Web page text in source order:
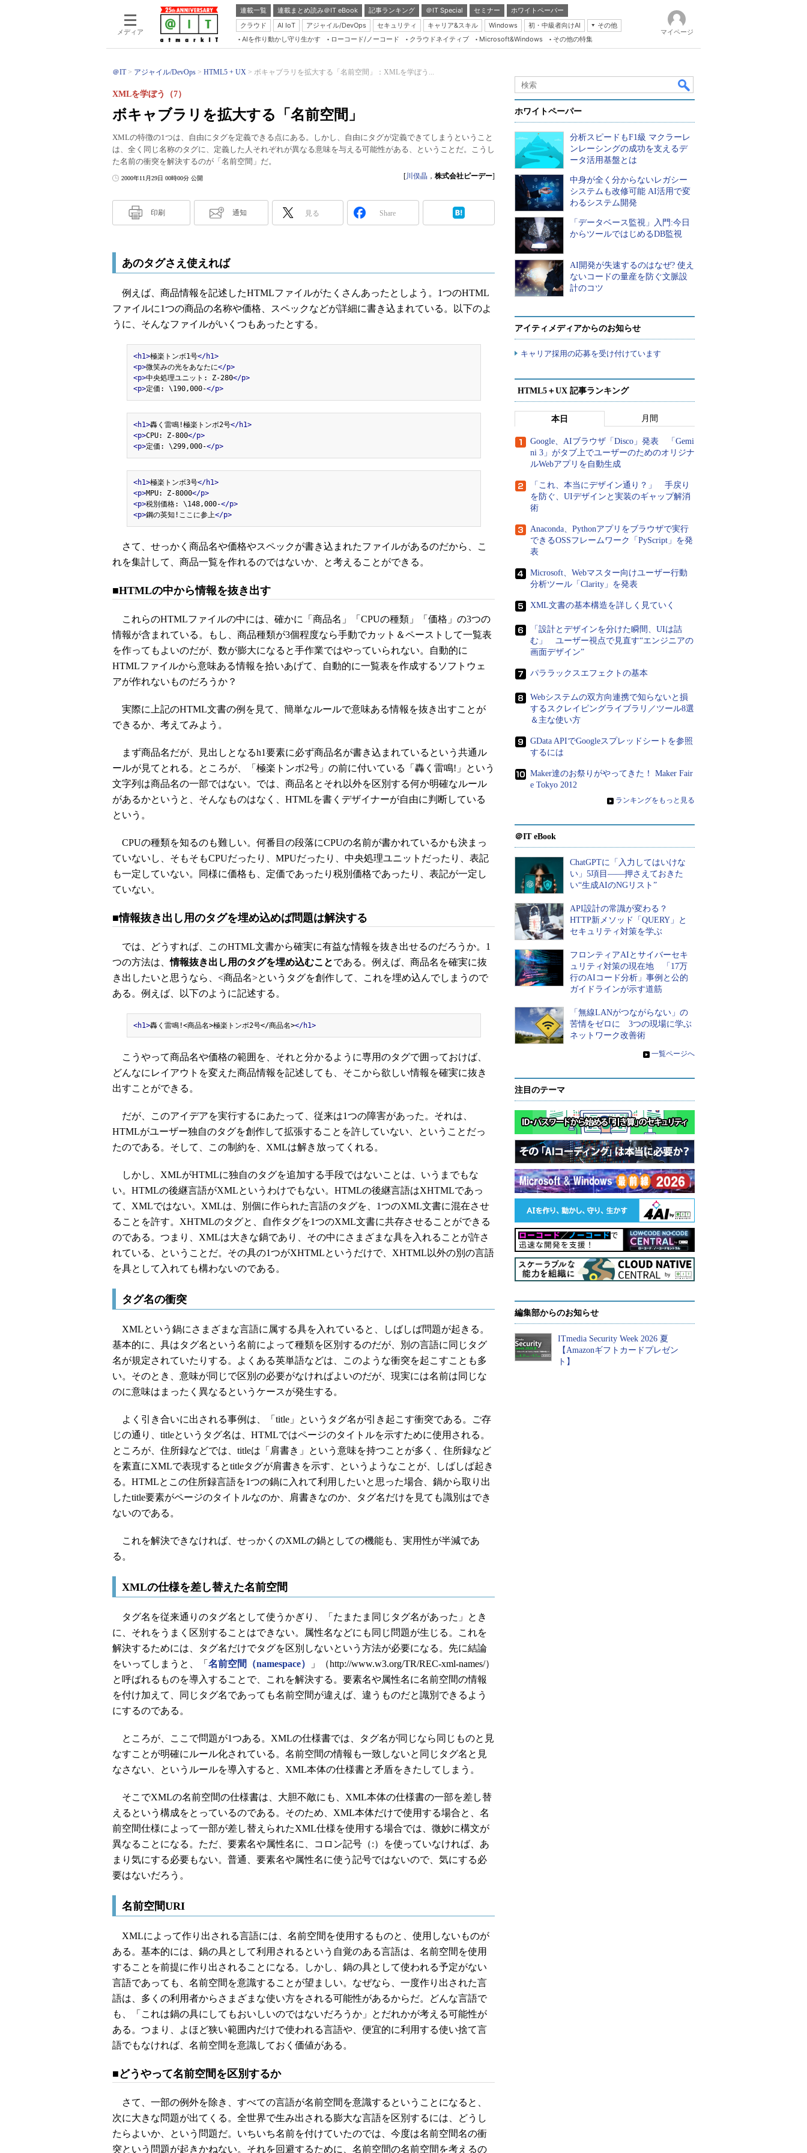
メディア
連載一覧 連載まとめ読み＠IT eBook 記事ランキング ＠IT Special セミナー
ホワイトペーパー
クラウド
AI IoT アジャイル/DevOps セキュリティ キャリア&スキル Windows 初・中級者向けAI
その他
Server & Storage
Database Expert
Master of IP Network
Security & Trust
AIを作り動かし守り生かす ローコード/ノーコード クラウドネイティブ Microsoft&Windows その他の特集
マイページ
＠IT アジャイル/DevOps HTML5 + UX ボキャブラリを拡大する「名前空間」：XMLを学ぼう...
ボキャブラリを拡大する「名前空間」
XMLを学ぼう（7）
XMLの特徴の1つは、自由にタグを定義できる点にある。しかし、自由にタグが定義できてしまうということ
は、全く同じ名称のタグに、定義した人それぞれが異なる意味を与える可能性がある、ということだ。こうし
た名前の衝突を解決するのが「名前空間」だ。
2000年11月29日 00時00分 公開 [川俣晶 ， 株式会社ピーデー]
印刷 通知 見る Share
あのタグさえ使えれば
例えば、商品情報を記述したHTMLファイルがたくさんあったとしよう。1つのHTML
ファイルに1つの商品の名称や価格、スペックなどが詳細に書き込まれている。以下のよ
うに、そんなファイルがいくつもあったとする。
<h1>極楽トンボ1号</h1>
<p>微笑みの光をあなたに</p>
<p>中央処理ユニット: Z-280</p>
<p>定価: \190,000-</p>
<h1>轟く雷鳴!極楽トンボ2号</h1>
<p>CPU: Z-800</p>
<p>定価: \299,000-</p>
<h1>極楽トンボ3号</h1>
<p>MPU: Z-8000</p>
<p>税別価格: \148,000-</p>
<p>鋼の英知!ここに参上</p>
さて、せっかく商品名や価格やスペックが書き込まれたファイルがあるのだから、こ
れを集計して、商品一覧を作れるのではないか、と考えることができる。
■HTMLの中から情報を抜き出す
これらのHTMLファイルの中には、確かに「商品名」「CPUの種類」「価格」の3つの
情報が含まれている。もし、商品種類が3個程度なら手動でカット＆ペーストして一覧表
を作ってもよいのだが、数が膨大になると手作業ではやっていられない。自動的に
HTMLファイルから意味ある情報を拾いあげて、自動的に一覧表を作成するソフトウェ
アが作れないものだろうか？
実際に上記のHTML文書の例を見て、簡単なルールで意味ある情報を抜き出すことが
できるか、考えてみよう。
まず商品名だが、見出しとなるh1要素に必ず商品名が書き込まれているという共通ル
ールが見てとれる。ところが、「極楽トンボ2号」の前に付いている「轟く雷鳴!」という
文字列は商品名の一部ではない。では、商品名とそれ以外を区別する何か明確なルール
があるかというと、そんなものはなく、HTMLを書くデザイナーが自由に判断している
という。
CPUの種類を知るのも難しい。何番目の段落にCPUの名前が書かれているかも決まっ
ていないし、そもそもCPUだったり、MPUだったり、中央処理ユニットだったり、表記
も一定していない。同様に価格も、定価であったり税別価格であったり、表記が一定し
ていない。
■情報抜き出し用のタグを埋め込めば問題は解決する
では、どうすれば、このHTML文書から確実に有益な情報を抜き出せるのだろうか。1
つの方法は、情報抜き出し用のタグを埋め込むことである。例えば、商品名を確実に抜
き出したいと思うなら、<商品名>というタグを創作して、これを埋め込んでしまうので
ある。例えば、以下のように記述する。
<h1>轟く雷鳴!<商品名>極楽トンボ2号</商品名></h1>
こうやって商品名や価格の範囲を、それと分かるように専用のタグで囲っておけば、
どんなにレイアウトを変えた商品情報を記述しても、そこから欲しい情報を確実に抜き
出すことができる。
だが、このアイデアを実行するにあたって、従来は1つの障害があった。それは、
HTMLがユーザー独自のタグを創作して拡張することを許していない、ということだっ
たのである。そして、この制約を、XMLは解き放ってくれる。
しかし、XMLがHTMLに独自のタグを追加する手段ではないことは、いうまでもな
い。HTMLの後継言語がXMLというわけでもない。HTMLの後継言語はXHTMLであっ
て、XMLではない。XMLは、別個に作られた言語のタグを、1つのXML文書に混在させ
ることを許す。XHTMLのタグと、自作タグを1つのXML文書に共存させることができる
のである。つまり、XMLは大きな鍋であり、その中にさまざまな具を入れることが許さ
れている、ということだ。その具の1つがXHTMLというだけで、XHTML以外の別の言語
を具として入れても構わないのである。
タグ名の衝突
XMLという鍋にさまざまな言語に属する具を入れていると、しばしば問題が起きる。
基本的に、具はタグ名という名前によって種類を区別するのだが、別の言語に同じタグ
名が規定されていたりする。よくある英単語などは、このような衝突を起こすことも多
い。そのとき、意味が同じで区別の必要がなければよいのだが、現実には名前は同じな
のに意味はまったく異なるというケースが発生する。
よく引き合いに出される事例は、「title」というタグ名が引き起こす衝突である。ご存
じの通り、titleというタグ名は、HTMLではページのタイトルを示すために使用される。
ところが、住所録などでは、titleは「肩書き」という意味を持つことが多く、住所録など
を素直にXMLで表現するとtitleタグが肩書きを示す、というようなことが、しばしば起き
る。HTMLとこの住所録言語を1つの鍋に入れて利用したいと思った場合、鍋から取り出
したtitle要素がページのタイトルなのか、肩書きなのか、タグ名だけを見ても識別はでき
ないのである。
これを解決できなければ、せっかくのXMLの鍋としての機能も、実用性が半減であ
る。
XMLの仕様を差し替えた名前空間
タグ名を従来通りのタグ名として使うかぎり、「たまたま同じタグ名があった」とき
に、それをうまく区別することはできない。属性名などにも同じ問題が生じる。これを
解決するためには、タグ名だけでタグを区別しないという方法が必要になる。先に結論
をいってしまうと、「 名前空間（namespace）
」（http://www.w3.org/TR/REC-xml-names/）
と呼ばれるものを導入することで、これを解決する。要素名や属性名に名前空間の情報
を付け加えて、同じタグ名であっても名前空間が違えば、違うものだと識別できるよう
にするのである。
ところが、ここで問題が1つある。XMLの仕様書では、タグ名が同じなら同じものと見
なすことが明確にルール化されている。名前空間の情報も一致しないと同じタグ名と見
なさない、というルールを導入すると、XML本体の仕様書と矛盾をきたしてしまう。
そこでXMLの名前空間の仕様書は、大胆不敵にも、XML本体の仕様書の一部を差し替
えるという構成をとっているのである。そのため、XML本体だけで使用する場合と、名
前空間仕様によって一部が差し替えられたXML仕様を使用する場合では、微妙に構文が
異なることになる。ただ、要素名や属性名に、コロン記号（:）を使っていなければ、あ
まり気にする必要もない。普通、要素名や属性名に使う記号ではないので、気にする必
要はないだろう。
名前空間URI
XMLによって作り出される言語には、名前空間を使用するものと、使用しないものが
ある。基本的には、鍋の具として利用されるという自覚のある言語は、名前空間を使用
することを前提に作り出されることになる。しかし、鍋の具として使われる予定がない
言語であっても、名前空間を意識することが望ましい。なぜなら、一度作り出された言
語は、多くの利用者からさまざまな使い方をされる可能性があるからだ。どんな言語で
も、「これは鍋の具にしてもおいしいのではないだろうか」とだれかが考える可能性が
ある。つまり、よほど狭い範囲内だけで使われる言語や、便宜的に利用する使い捨て言
語でもなければ、名前空間を意識しておく価値がある。
■どうやって名前空間を区別するか
さて、一部の例外を除き、すべての言語が名前空間を意識するということになると、
次に大きな問題が出てくる。全世界で生み出される膨大な言語を区別するには、どうし
たらよいか、という問題だ。いちいち名前を付けていたのでは、今度は名前空間名の衝
突という問題が起きかねない。それを回避するために、名前空間の名前空間を考えるの
ホワイトペーパー
分析スピードもF1級 マクラーレ
ンレーシングの成功を支えるデ
ータ活用基盤とは
中身が全く分からないレガシー
システムも改修可能 AI活用で変
わるシステム開発
「データベース監視」入門:今日
からツールではじめるDB監視
AI開発が失速するのはなぜ? 使え
ないコードの量産を防ぐ文脈設
計のコツ
アイティメディアからのお知らせ
キャリア採用の応募を受け付けています
HTML5＋UX 記事ランキング
本日 月間
Google、AIブラウザ「Disco」発表 「Gemi
ni 3」がタブ上でユーザーのためのオリジナ
ルWebアプリを自動生成
「これ、本当にデザイン通り？」 手戻り
を防ぐ、UIデザインと実装のギャップ解消
術
Anaconda、Pythonアプリをブラウザで実行
できるOSSフレームワーク「PyScript」を発
表
Microsoft、Webマスター向けユーザー行動
分析ツール「Clarity」を発表
XML文書の基本構造を詳しく見ていく
「設計とデザインを分けた瞬間、UIは詰
む」 ユーザー視点で見直す“エンジニアの
画面デザイン”
パララックスエフェクトの基本
Webシステムの双方向連携で知らないと損
するスクレイピングライブラリ／ツール8選
＆主な使い方
GData APIでGoogleスプレッドシートを参照
するには
Maker達のお祭りがやってきた！ Maker Fair
e Tokyo 2012
» ランキングをもっと見る
＠IT eBook
ChatGPTに「入力してはいけな
い」5項目――押さえておきた
い“生成AIのNGリスト”
API設計の常識が変わる？
HTTP新メソッド「QUERY」と
セキュリティ対策を学ぶ
フロンティアAIとサイバーセキ
ュリティ対策の現在地 「17万
行のAIコード分析」事例と公的
ガイドラインが示す道筋
「無線LANがつながらない」の
苦情をゼロに 3つの現場に学ぶ
ネットワーク改善術
» 一覧ページへ
注目のテーマ
編集部からのお知らせ
ITmedia Security Week 2026 夏
【Amazonギフトカードプレゼン
ト】